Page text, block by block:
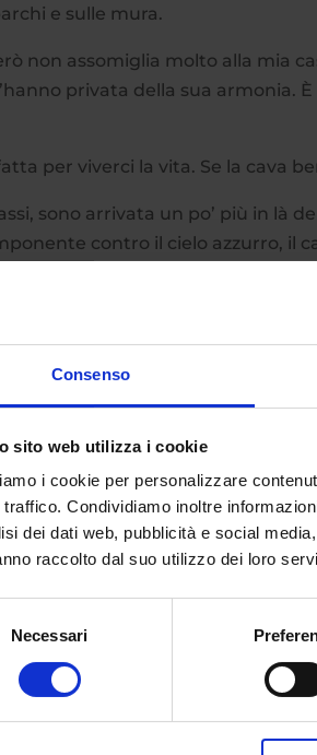
Consenso
sito web utilizza i cookie
i cookie per personalizzare
traffico. Condividiamo inoltre
dei dati web, pubblicità e social
raccolto dal suo utilizzo dei loro
Necessari
e sulle mura.
non assomiglia molto alla mia
privata della sua armonia.
per viverci la vita. Se la cava
sono arrivata un po’ più in là
contro il cielo azzurro, il
regolare, le sue strade maestose,
mia città cosa mi aspetterà.